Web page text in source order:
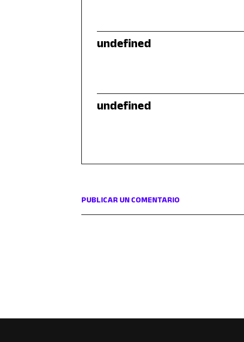
undefined
undefined
PUBLICAR UN COMENTARIO